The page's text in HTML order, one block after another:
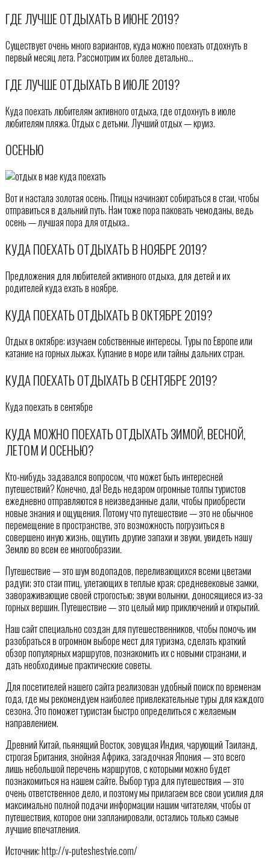
ГДЕ ЛУЧШЕ ОТДЫХАТЬ В ИЮНЕ 2019?
Существует очень много вариантов, куда можно поехать отдохнуть в
первый месяц лета. Рассмотрим их более детально…
ГДЕ ЛУЧШЕ ОТДЫХАТЬ В ИЮЛЕ 2019?
Куда поехать любителям активного отдыха, где отдохнуть в июле
любителям пляжа. Отдых с детьми. Лучший отдых — круиз.
ОСЕНЬЮ
Вот и настала золотая осень. Птицы начинают собираться в стаи, чтобы
отправиться в дальний путь. Нам тоже пора паковать чемоданы, ведь
осень — лучшая пора для отдыха..
КУДА ПОЕХАТЬ ОТДЫХАТЬ В НОЯБРЕ 2019?
Предложения для любителей активного отдыха, для детей и их
родителей куда ехать в ноябре.
КУДА ПОЕХАТЬ ОТДЫХАТЬ В ОКТЯБРЕ 2019?
Отдых в октябре: изучаем собственные интересы. Туры по Европе или
катание на горных лыжах. Купание в море или тайны дальних стран.
КУДА ПОЕХАТЬ ОТДЫХАТЬ В СЕНТЯБРЕ 2019?
Куда поехать в сентябре
КУДА МОЖНО ПОЕХАТЬ ОТДЫХАТЬ ЗИМОЙ, ВЕСНОЙ,
ЛЕТОМ И ОСЕНЬЮ?
Кто-нибудь задавался вопросом, что может быть интересней
путешествий? Конечно, да! Ведь недаром огромные толпы туристов
ежедневно отправляются в неизведанные дали, чтобы приобрести
новые знания и ощущения. Потому что путешествие — это не обычное
перемещение в пространстве, это возможность погрузиться в
совершено иную жизнь, ощутить другие запахи и звуки, увидеть нашу
Землю во всем ее многообразии.
Путешествие — это шум водопадов, переливающихся всеми цветами
радуги; это стаи птиц, улетающих в теплые края; средневековые замки,
завораживающие своей строгостью; звуки волынки, доносящиеся из-за
горных вершин. Путешествие — это целый мир приключений и открытий.
Наш сайт специально создан для путешественников, чтобы помочь им
разобраться в огромном выборе мест для туризма, сделать краткий
обзор популярных маршрутов, познакомить их с новыми странами, и
дать необходимые практические советы.
Для посетителей нашего сайта реализован удобный поиск по временам
года, где мы рекомендуем наиболее привлекательные туры для каждого
сезона. Это поможет туристам быстро определиться с желаемым
направлением.
Древний Китай, пьянящий Восток, зовущая Индия, чарующий Таиланд,
строгая Британия, знойная Африка, загадочная Япония — это всего
лишь небольшой перечень маршрутов, с которыми можно будет
познакомиться на нашем сайте. Выбор тура для путешествия — это
очень ответственное дело, и поэтому мы прилагаем все свои усилия для
максимально полной подачи информации нашим читателям, чтобы от
путешествия, которое они запланировали, остались только самые
лучшие впечатления.
Источник: http://v-puteshestvie.com/